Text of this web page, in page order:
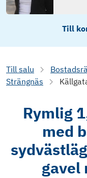
Till
Till salu
Strängnäs
Rymlig
med
gavel